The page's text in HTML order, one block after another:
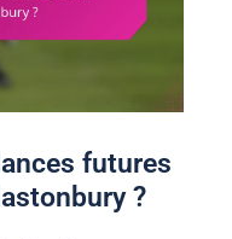
futures
?